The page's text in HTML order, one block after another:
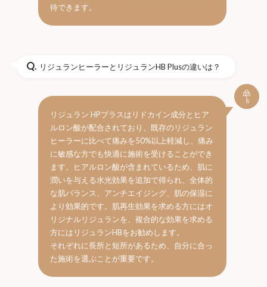
待できます。
Q. リジュランヒーラーとリジュランHB Plusの違いは？
リジュラン HPプラスはリドカイン成分とヒア
ルロン酸が配合されており、既存のリジュラン
ヒーラーに比べて痛みを50%以上軽減し、痛み
に敏感な方でも快適に施術を受けることができ
ます。ヒアルロン酸が含まれているため、肌に
潤いを与える水光効果を追加で得られ、全体的
な肌バランス、アンチエイジング、肌の保湿に
より効果的です。肌再生効果を求める方にはオ
リジナルリジュランを、複合的な効果を求める
方にはリジュランHBをお勧めします。
それぞれに長所と短所があるため、自分に合っ
た施術を選ぶことが重要です。